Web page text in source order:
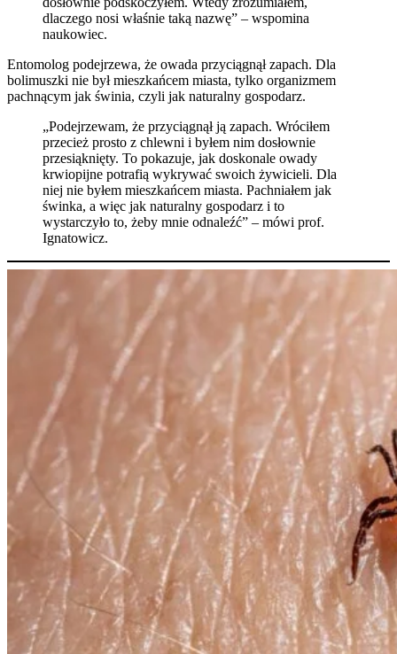
dlaczego nosi właśnie taką nazwę” – wspomina
naukowiec.
Entomolog podejrzewa, że owada przyciągnął zapach. Dla
bolimuszki nie był mieszkańcem miasta, tylko organizmem
pachnącym jak świnia, czyli jak naturalny gospodarz.
„Podejrzewam, że przyciągnął ją zapach. Wróciłem
przecież prosto z chlewni i byłem nim dosłownie
przesiąknięty. To pokazuje, jak doskonale owady
krwiopijne potrafią wykrywać swoich żywicieli. Dla
niej nie byłem mieszkańcem miasta. Pachniałem jak
świnka, a więc jak naturalny gospodarz i to
wystarczyło to, żeby mnie odnaleźć” – mówi prof.
Ignatowicz.